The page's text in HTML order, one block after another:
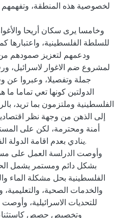
لخصوصية هذه المنطقة،
وخامسا يرى سكان أريحا
للسلطة الفلسطينية، واعتبارها
ودعمهم لتعزيز صمودهم
لمشروع ضم الاغوار لاسرائيل،
جملة وتفصيلا، وعبروا
الدولتين كونها تعي تماما
الفلسطينية وملتزمون بما تريد،
إلى الذهن من وجهة نظر
أمنة ومحترمة، لكن على
ينادي بعدم اقامة
وأوصت ﺍﻟﺩﺭﺍﺴﺔ العمل على
بشكل دائم ومستمر يشمل
الفلسطينية بحل مشكلة الماء
والخدمات الصحية،
للتحديات الاسرائيلية،
وتخصيص حصص